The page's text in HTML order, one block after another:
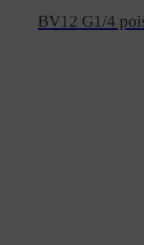
BV12 G1/4